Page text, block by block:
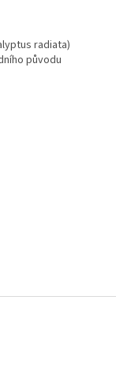
radiata)
původu